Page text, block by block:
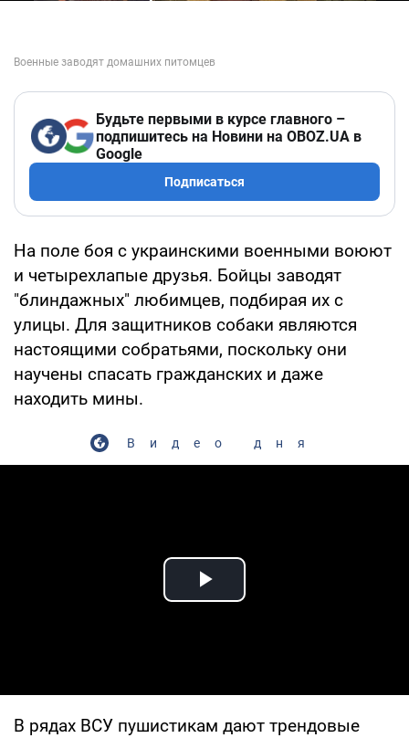
Будьте первыми в курсе главного –
подпишитесь на Новини на OBOZ.UA в
Google
Подписаться
На поле боя с украинскими военными воюют
и четырехлапые друзья. Бойцы заводят
"блиндажных" любимцев, подбирая их с
улицы. Для защитников собаки являются
настоящими собратьями, поскольку они
научены спасать гражданских и даже
находить мины.
Видео дня
Play Video
В рядах ВСУ пушистикам дают трендовые